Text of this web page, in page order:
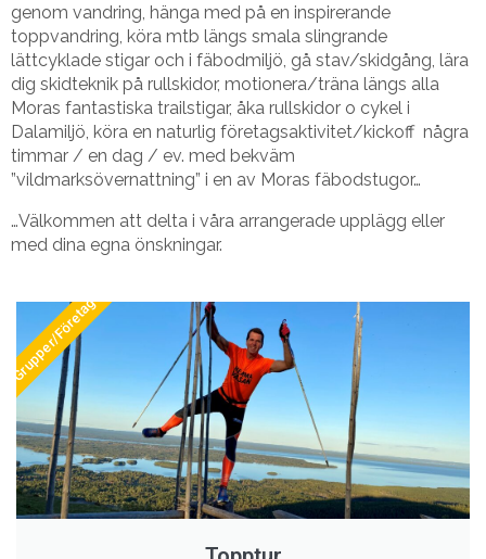
genom vandring, hänga med på en inspirerande
toppvandring, köra mtb längs smala slingrande
lättcyklade stigar och i fäbodmiljö, gå stav/skidgång, lära
dig skidteknik på rullskidor, motionera/träna längs alla
Moras fantastiska trailstigar, åka rullskidor o cykel i
Dalamiljö, köra en naturlig företagsaktivitet/kickoff några
timmar / en dag / ev. med bekväm
”vildmarksövernattning” i en av Moras fäbodstugor…
…Välkommen att delta i våra arrangerade upplägg eller
med dina egna önskningar.
Grupper/Företag